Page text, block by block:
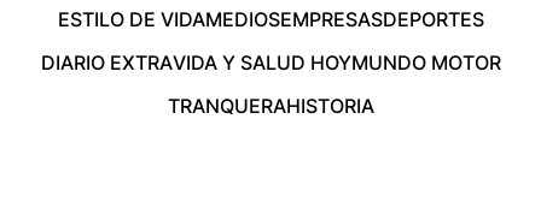
ESTILO DE VIDAMEDIOSEMPRESASDEPORTES
DIARIO EXTRAVIDA Y SALUD HOYMUNDO MOTOR
TRANQUERAHISTORIA